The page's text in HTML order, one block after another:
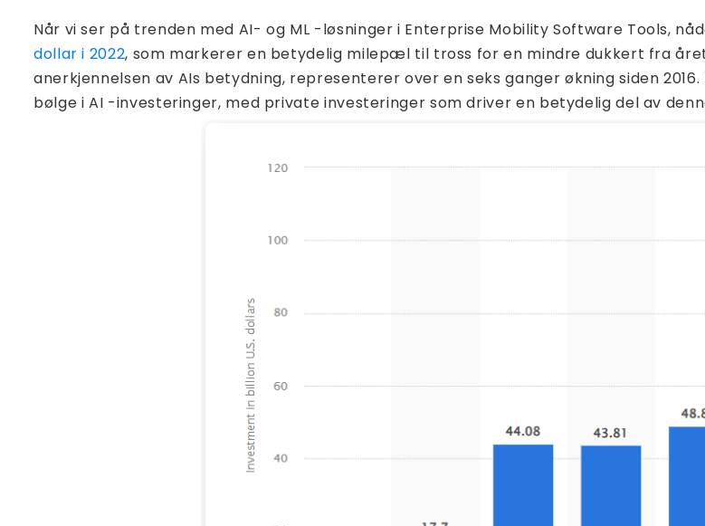
Når vi ser på trenden med AI- og ML -løsninger i Enterprise Mobility Software Tools,
dollar i 2022, som markerer en betydelig milepæl til tross for en mindre dukkert fra
anerkjennelsen av AIs betydning, representerer over en seks ganger økning siden
bølge i AI -investeringer, med private investeringer som driver en betydelig del av